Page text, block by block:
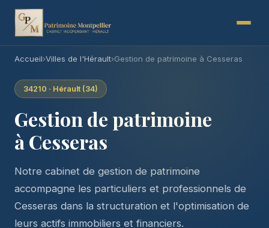
Accueil›Villes de l'Hérault›Gestion de patrimoine à Cesseras
34210 · Hérault (34)
Gestion de patrimoine
à Cesseras
Notre cabinet de gestion de patrimoine
accompagne les particuliers et professionnels de
Cesseras dans la structuration et l'optimisation de
leurs actifs immobiliers et financiers.